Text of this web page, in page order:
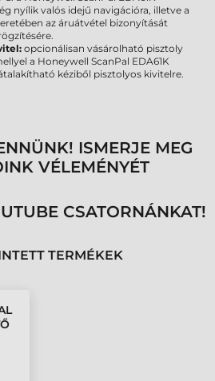
nyílik valós idejű navigációra, illetve a
az áruátvétel bizonyítását
opcionálisan vásárolható pisztoly
a Honeywell ScanPal EDA61K
kéziből pisztolyos kivitelre.
ISMERJE MEG
VÉLEMÉNYÉT
CSATORNÁNKAT!
TERMÉKEK